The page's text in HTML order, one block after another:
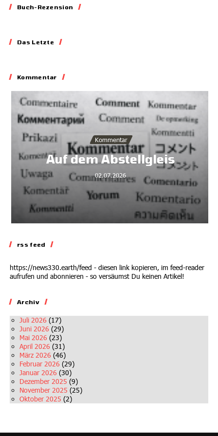
Buch-Rezension
Das Letzte
31.05.2026
Kommentar
Kommentar
Auf dem Abstellgleis
02.07.2026
rss feed
https://news330.earth/feed - diesen link kopieren, im feed-reader
aufrufen und abonnieren - so versäumst Du keinen Artikel!
Archiv
Juli 2026 (17)
Juni 2026 (29)
Mai 2026 (23)
April 2026 (31)
März 2026 (46)
Februar 2026 (29)
Januar 2026 (30)
Dezember 2025 (9)
November 2025 (25)
Oktober 2025 (2)